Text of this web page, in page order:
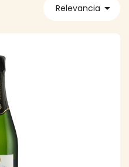
Relevancia 